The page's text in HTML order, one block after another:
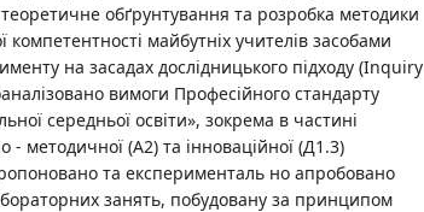
обґрунтування та розробка методики
компетентності майбутніх учителів засобами
на засадах дослідницького підходу (Inquiry
вимоги Професійного стандарту
середньої освіти», зокрема в частині
методичної (А2) та інноваційної (Д1.3)
та експерименталь но апробовано
занять, побудовану за принципом